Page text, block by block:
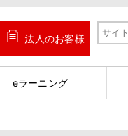
法人のお客様
eラーニング